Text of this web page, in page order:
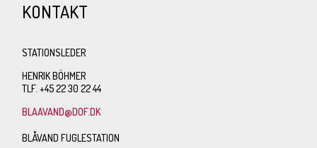
KONTAKT
STATIONSLEDER
HENRIK BÖHMER
TLF. +45 22 30 22 44
BLAAVAND@DOF.DK
BLÅVAND FUGLESTATION